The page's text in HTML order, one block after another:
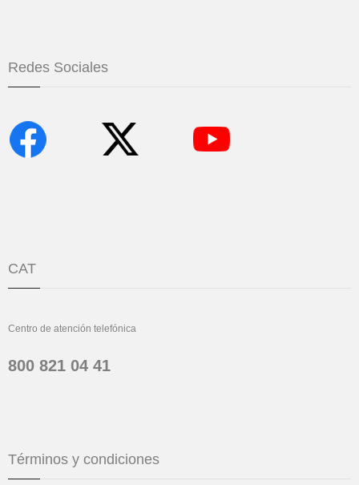
Redes Sociales
CAT
Centro de atención telefónica
800 821 04 41
Términos y condiciones